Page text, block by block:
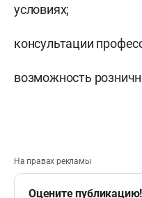
условиях;
консультации
возможность
На правах рекламы
Оцените публикацию!